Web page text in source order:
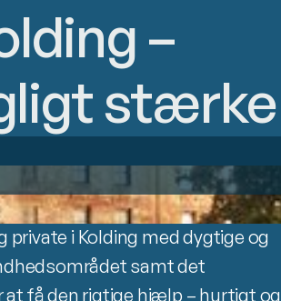
–
stærke
i Kolding med dygtige og
samt det
få den rigtige hjælp – hurtigt og